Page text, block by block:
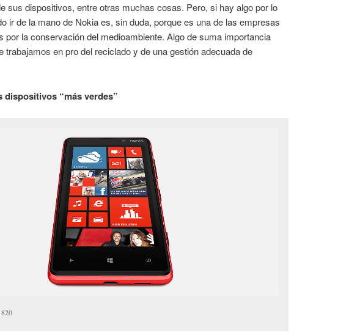
sus dispositivos, entre otras muchas cosas. Pero, si hay algo por lo
ir de la mano de Nokia es, sin duda, porque es una de las empresas
por la conservación del medioambiente. Algo de suma importancia
trabajamos en pro del reciclado y de una gestión adecuada de
dispositivos “más verdes”